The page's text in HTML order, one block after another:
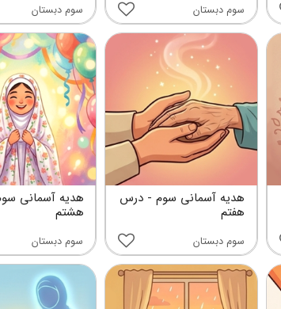
سوم دبستان سوم دبستان
هدیه آسمانی
هشتم
سوم دبستان
هدیه آسمانی سوم - درس
هفتم
سوم دبستان